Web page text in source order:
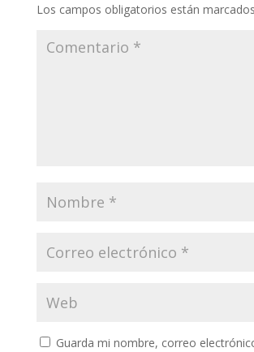
Los campos obligatorios están
Guarda mi nombre, correo